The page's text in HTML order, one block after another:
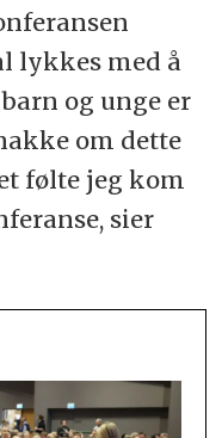
lykkes med å
og unge er
om dette
følte jeg kom
sier